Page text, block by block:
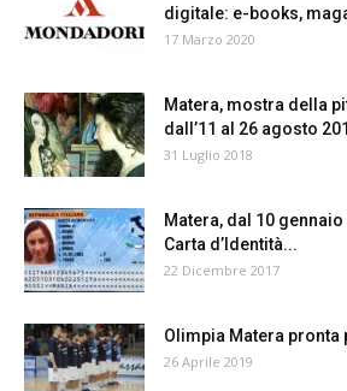
digitale: e-books,
17 Marzo 2020
Matera, mostra della
dall’11 al 26 agosto
31 Luglio 2018
Matera, dal 10
Carta d’Identità...
22 Dicembre 2017
Olimpia Matera pronta
26 Aprile 2019